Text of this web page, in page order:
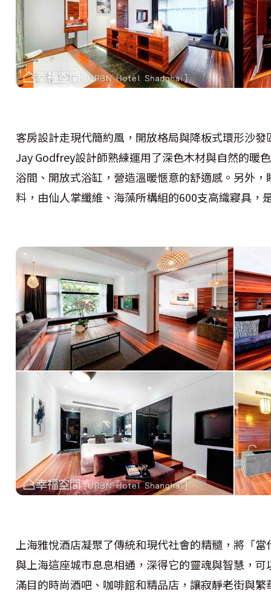
客房設計走現代簡約風，開放格局與降板式環形沙
Jay Godfrey設計師熟練運用了深色木材與自然的暖
浴間、開放式浴缸，營造溫暖愜意的舒適感。另外
料，由仙人掌纖維、海藻所構組的600支高織寢具，
上海雅悅酒店凝聚了傳統和現代社會的精髓，將「
與上海這座城市息息相通，深得它的靈魂與智慧，
滿目的時尚酒吧、咖啡館和精品店，讓寂靜老街與